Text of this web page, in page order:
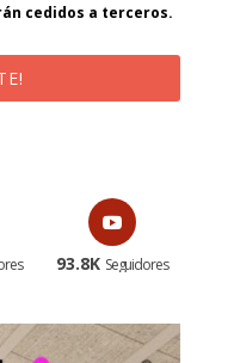
cedidos a terceros.
93.8K Seguidores